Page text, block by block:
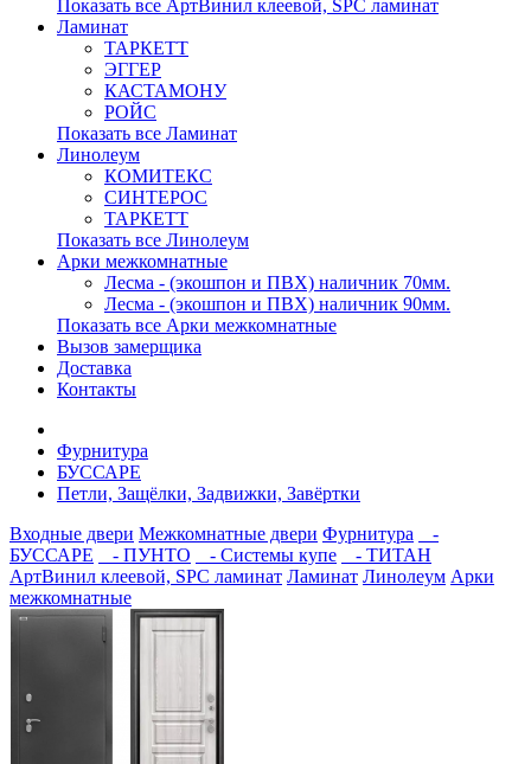
Показать все АртВинил клеевой, SPC ламинат
Ламинат
ТАРКЕТТ
ЭГГЕР
КАСТАМОНУ
РОЙС
Показать все Ламинат
Линолеум
КОМИТЕКС
СИНТЕРОС
ТАРКЕТТ
Показать все Линолеум
Арки межкомнатные
Лесма - (экошпон и ПВХ) наличник 70мм.
Лесма - (экошпон и ПВХ) наличник 90мм.
Показать все Арки межкомнатные
Вызов замерщика
Доставка
Контакты
Фурнитура
БУССАРЕ
Петли, Защёлки, Задвижки, Завёртки
Входные двери Межкомнатные двери Фурнитура
-
БУССАРЕ
- ПУНТО - Системы купе
- ТИТАН
АртВинил клеевой, SPC ламинат Ламинат Линолеум Арки
межкомнатные